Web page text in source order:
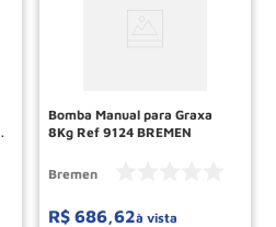
Bomba Manual para Graxa
8Kg Ref 9124 BREMEN
Bremen
R$ 686,62à vista